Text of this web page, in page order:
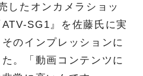
したオンカメラショッ
SG1』を佐藤氏に実
のインプレッションに
。「動画コンテンツに